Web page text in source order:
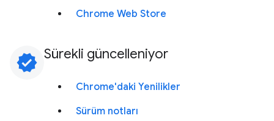
Chrome Web Store
verified Sürekli güncelleniyor
Chrome'daki Yenilikler
Sürüm notları